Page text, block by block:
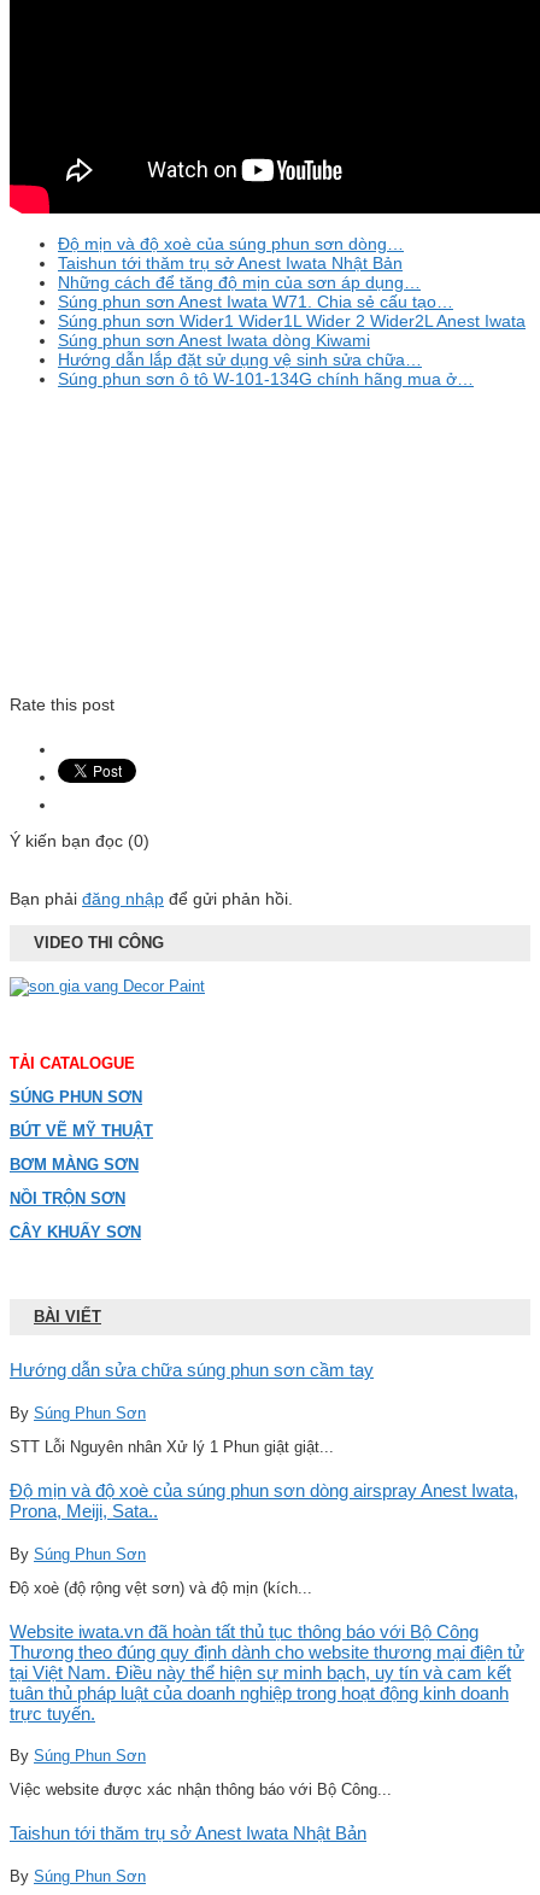
Độ mịn và độ xoè của súng phun sơn dòng…
Taishun tới thăm trụ sở Anest Iwata Nhật Bản
Những cách để tăng độ mịn của sơn áp dụng…
Súng phun sơn Anest Iwata W71. Chia sẻ cấu tạo…
Súng phun sơn Wider1 Wider1L Wider 2 Wider2L Anest Iwata
Súng phun sơn Anest Iwata dòng Kiwami
Hướng dẫn lắp đặt sử dụng vệ sinh sửa chữa…
Súng phun sơn ô tô W-101-134G chính hãng mua ở…
Rate this post
Ý kiến bạn đọc (0)
Bạn phải đăng nhập để gửi phản hồi.
VIDEO THI CÔNG
TẢI CATALOGUE
SÚNG PHUN SƠN
BÚT VẼ MỸ THUẬT
BƠM MÀNG SƠN
NỒI TRỘN SƠN
CÂY KHUẤY SƠN
BÀI VIẾT
Hướng dẫn sửa chữa súng phun sơn cầm tay
By Súng Phun Sơn
STT Lỗi Nguyên nhân Xử lý 1 Phun giật giật...
Độ mịn và độ xoè của súng phun sơn dòng airspray Anest Iwata,
Prona, Meiji, Sata..
By Súng Phun Sơn
Độ xoè (độ rộng vệt sơn) và độ mịn (kích...
Website iwata.vn đã hoàn tất thủ tục thông báo với Bộ Công
Thương theo đúng quy định dành cho website thương mại điện tử
tại Việt Nam. Điều này thể hiện sự minh bạch, uy tín và cam kết
tuân thủ pháp luật của doanh nghiệp trong hoạt động kinh doanh
trực tuyến.
By Súng Phun Sơn
Việc website được xác nhận thông báo với Bộ Công...
Taishun tới thăm trụ sở Anest Iwata Nhật Bản
By Súng Phun Sơn